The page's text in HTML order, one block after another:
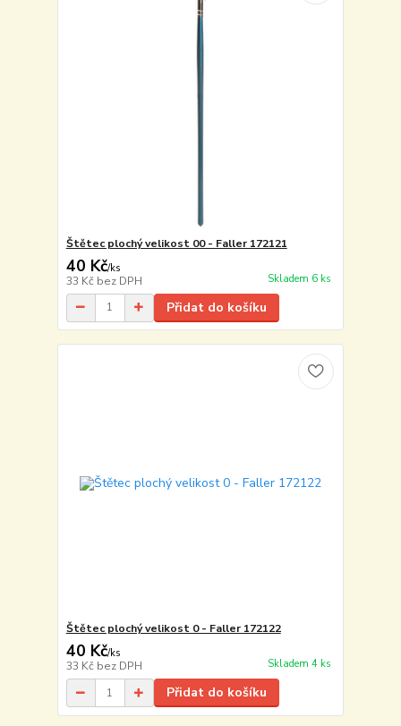
Štětec plochý velikost 00 - Faller 172121
40 Kč/ks
33 Kč bez DPH Skladem 6 ks
Přidat do košíku
Štětec plochý velikost 0 - Faller 172122
40 Kč/ks
33 Kč bez DPH Skladem 4 ks
Přidat do košíku